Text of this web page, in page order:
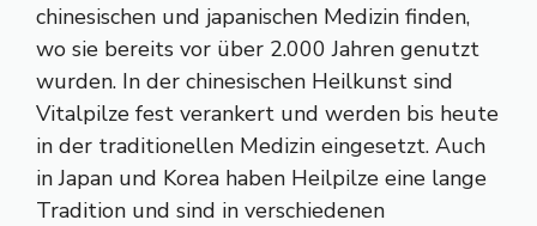
chinesischen und japanischen Medizin finden,
wo sie bereits vor über 2.000 Jahren genutzt
wurden. In der chinesischen Heilkunst sind
Vitalpilze fest verankert und werden bis heute
in der traditionellen Medizin eingesetzt. Auch
in Japan und Korea haben Heilpilze eine lange
Tradition und sind in verschiedenen